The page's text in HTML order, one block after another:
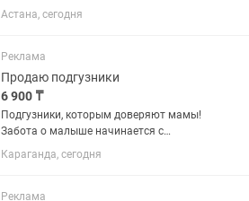
турецкого производства. Светло-серый
оттенок с красивым классическим
Астана, сегодня
Реклама
Продаю подгузники
6 900 ₸
Подгузники, которым доверяют мамы!
Забота о малыше начинается с
правильного выбора. Мы предлагаем
качественные, мягкие и надежные
наличии: -Baybee от 1го до 6го...
Караганда, сегодня
Реклама